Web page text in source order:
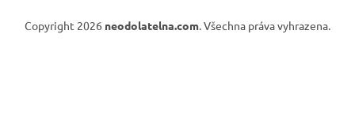
Copyright 2026 neodolatelna.com. Všechna práva vyhrazena.